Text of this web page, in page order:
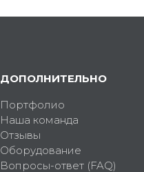
ДОПОЛНИТЕЛЬНО
Портфолио
Наша команда
Отзывы
Оборудование
Вопросы-ответ (FAQ)